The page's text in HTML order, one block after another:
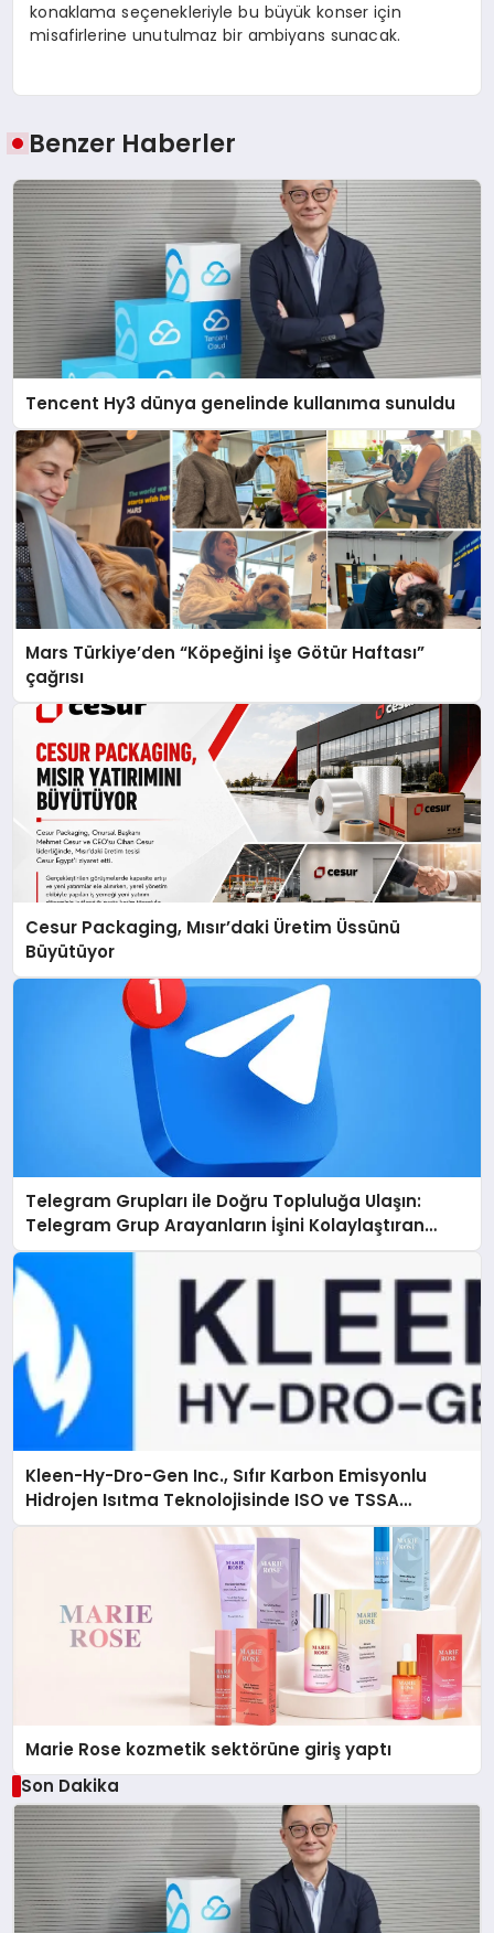
konaklama seçenekleriyle bu büyük konser için
misafirlerine unutulmaz bir ambiyans sunacak.
Benzer Haberler
Tencent Hy3 dünya genelinde kullanıma sunuldu
Mars Türkiye’den “Köpeğini İşe Götür Haftası”
çağrısı
Cesur Packaging, Mısır’daki Üretim Üssünü
Büyütüyor
Telegram Grupları ile Doğru Topluluğa Ulaşın:
Telegram Grup Arayanların İşini Kolaylaştıran
Çözüm
Kleen-Hy-Dro-Gen Inc., Sıfır Karbon Emisyonlu
Hidrojen Isıtma Teknolojisinde ISO ve TSSA
Düzenleyici Onaylarını Aldı
Marie Rose kozmetik sektörüne giriş yaptı
Son Dakika